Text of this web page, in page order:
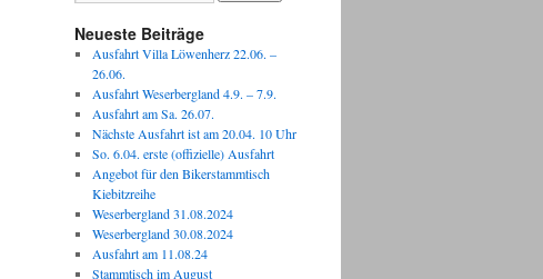
Neueste Beiträge
Ausfahrt Villa Löwenherz 22.06. –
26.06.
Ausfahrt Weserbergland 4.9. – 7.9.
Ausfahrt am Sa. 26.07.
Nächste Ausfahrt ist am 20.04. 10 Uhr
So. 6.04. erste (offizielle) Ausfahrt
Angebot für den Bikerstammtisch
Kiebitzreihe
Weserbergland 31.08.2024
Weserbergland 30.08.2024
Ausfahrt am 11.08.24
Stammtisch im August